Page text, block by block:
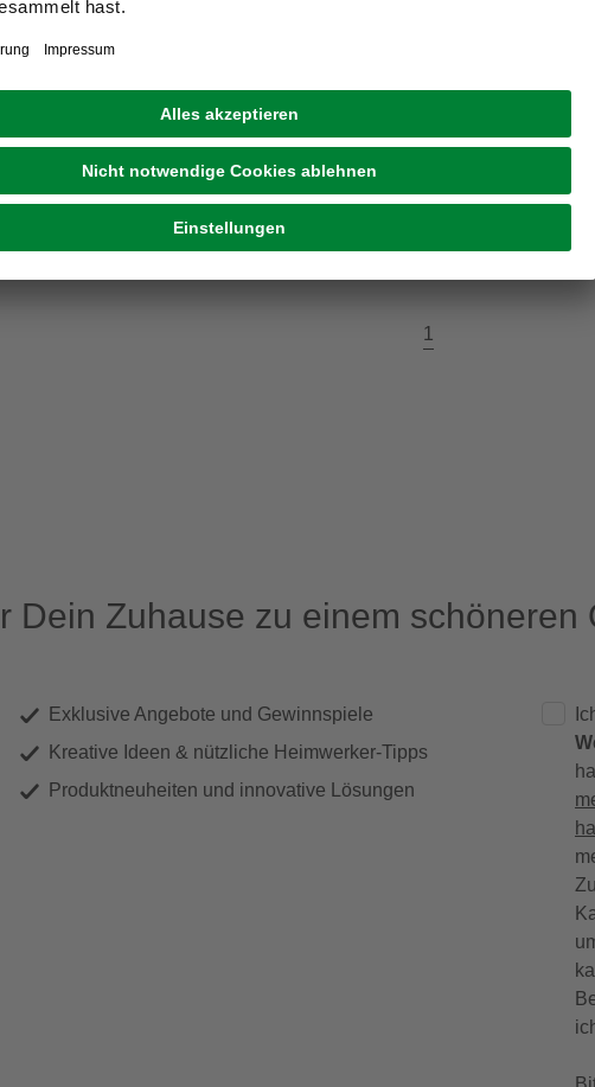
Markt prüfen
1
Dein Zuhause zu einem schöneren
Exklusive Angebote und Gewinnspiele
Kreative Ideen & nützliche Heimwerker-Tipps
Produktneuheiten und innovative Lösungen